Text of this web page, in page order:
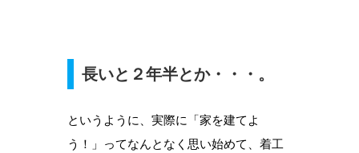
長いと２年半とか・・・。
というように、実際に「家を建てよ
う！」ってなんとなく思い始めて、着工